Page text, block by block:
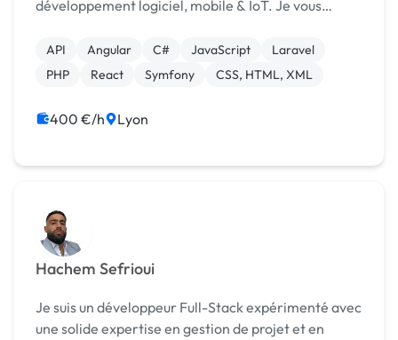
développement logiciel, mobile & IoT. Je vous
l'évolution de vos sites internet, applications web,
logiciels ou m...
API Angular C# JavaScript
Laravel
PHP
React Symfony CSS, HTML, XML
400 €/h Lyon
Hachem Sefrioui
Je suis un développeur Full-Stack expérimenté avec
une solide expertise en gestion de projet et en